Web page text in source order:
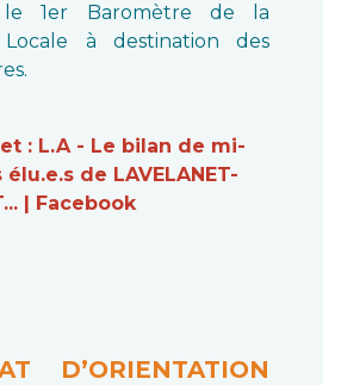
le 1er Baromètre de la
Locale à destination des
: L.A - Le bilan de mi-
de LAVELANET-
| Facebook
D’ORIENTATION